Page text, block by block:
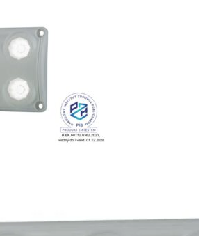
Akceptuj wszystko